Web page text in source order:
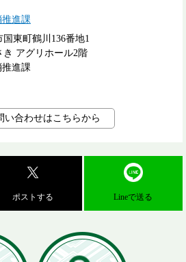
推進課
東町鶴川136番地1
き アグリホール2階
推進課
い合わせはこちらから
ポストする Lineで送る